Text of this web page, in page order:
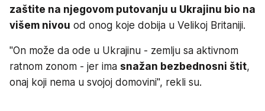
zaštite na njegovom putovanju u Ukrajinu bio na
višem nivou od onog koje dobija u Velikoj Britaniji.
"On može da ode u Ukrajinu - zemlju sa aktivnom
ratnom zonom - jer ima snažan bezbednosni štit,
onaj koji nema u svojoj domovini", rekli su.